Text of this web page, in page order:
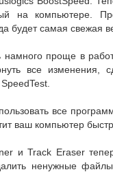
на компьютере.
будет самая свежая
намного проще в
все изменения,
все
ваш компьютер
и Track Eraser
ненужные